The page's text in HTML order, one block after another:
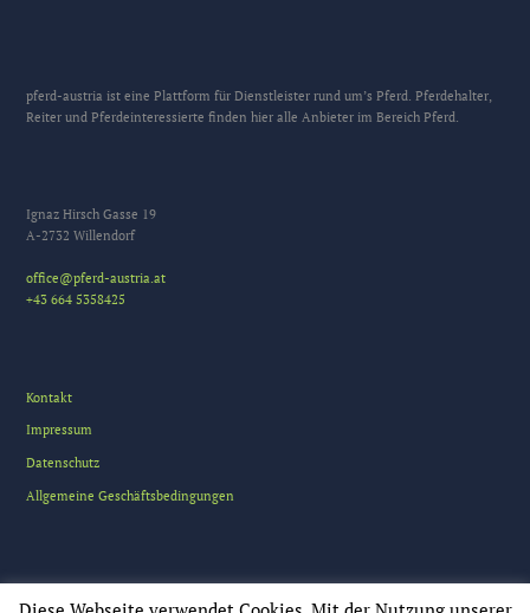
pferd-austria ist eine Plattform für Dienstleister rund um’s Pferd. Pferdehalter,
Reiter und Pferdeinteressierte finden hier alle Anbieter im Bereich Pferd.
Ignaz Hirsch Gasse 19
A-2732 Willendorf
office@pferd-austria.at
+43 664 5358425
Kontakt
Impressum
Datenschutz
Allgemeine Geschäftsbedingungen